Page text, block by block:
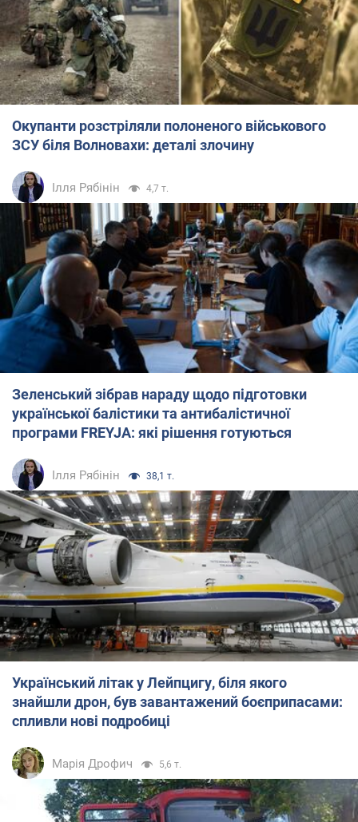
Окупанти розстріляли полоненого військового
ЗСУ біля Волновахи: деталі злочину
Ілля Рябінін 4,7 т.
Зеленський зібрав нараду щодо підготовки
української балістики та антибалістичної
програми FREYJA: які рішення готуються
Ілля Рябінін 38,1 т.
Український літак у Лейпцигу, біля якого
знайшли дрон, був завантажений боєприпасами:
спливли нові подробиці
Марія Дрофич 5,6 т.